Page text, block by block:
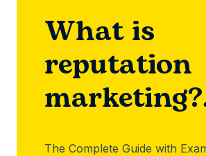
What is
reputation
The Complete Guide with